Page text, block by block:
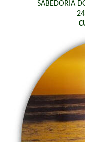
SABEDORIA